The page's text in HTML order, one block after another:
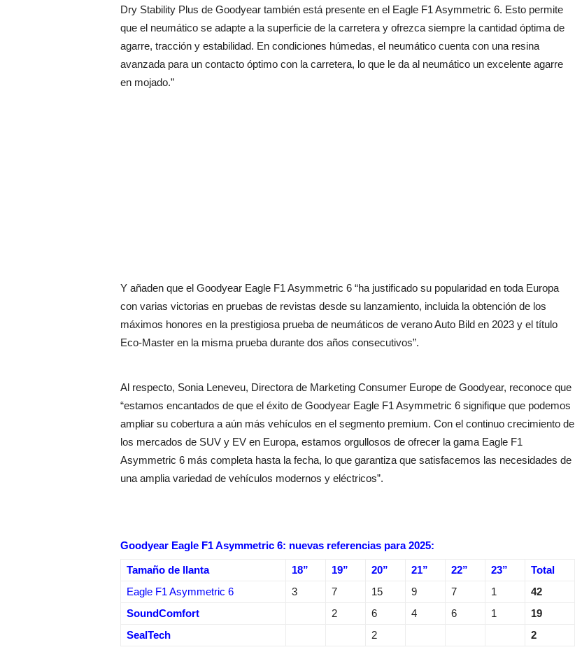
Dry Stability Plus de Goodyear también está presente en el Eagle F1 Asymmetric 6. Esto permite
que el neumático se adapte a la superficie de la carretera y ofrezca siempre la cantidad óptima de
agarre, tracción y estabilidad. En condiciones húmedas, el neumático cuenta con una resina
avanzada para un contacto óptimo con la carretera, lo que le da al neumático un excelente agarre
en mojado.”
Y añaden que el Goodyear Eagle F1 Asymmetric 6 “ha justificado su popularidad en toda Europa
con varias victorias en pruebas de revistas desde su lanzamiento, incluida la obtención de los
máximos honores en la prestigiosa prueba de neumáticos de verano Auto Bild en 2023 y el título
Eco-Master en la misma prueba durante dos años consecutivos”.
Al respecto, Sonia Leneveu, Directora de Marketing Consumer Europe de Goodyear, reconoce que
“estamos encantados de que el éxito de Goodyear Eagle F1 Asymmetric 6 signifique que podemos
ampliar su cobertura a aún más vehículos en el segmento premium. Con el continuo crecimiento de
los mercados de SUV y EV en Europa, estamos orgullosos de ofrecer la gama Eagle F1
Asymmetric 6 más completa hasta la fecha, lo que garantiza que satisfacemos las necesidades de
una amplia variedad de vehículos modernos y eléctricos”.
Goodyear Eagle F1 Asymmetric 6: nuevas referencias para2025:
Tamaño de llanta 18” 19” 20” 21” 22” 23”
Total
Eagle F1 Asymmetric 6
3 7 15 9 7 1
42
SoundComfort
2 6 4 6 1
19
SealTech
2 2